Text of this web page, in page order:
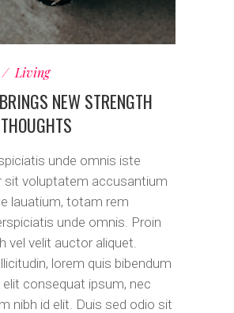
Living
NEW STRENGTH
unde omnis iste
sit voluptatem accusantium
lauatium, totam rem
unde omnis. Proin
vel velit auctor aliquet.
lorem quis bibendum
elit consequat ipsum, nec
nibh id elit. Duis sed odio sit